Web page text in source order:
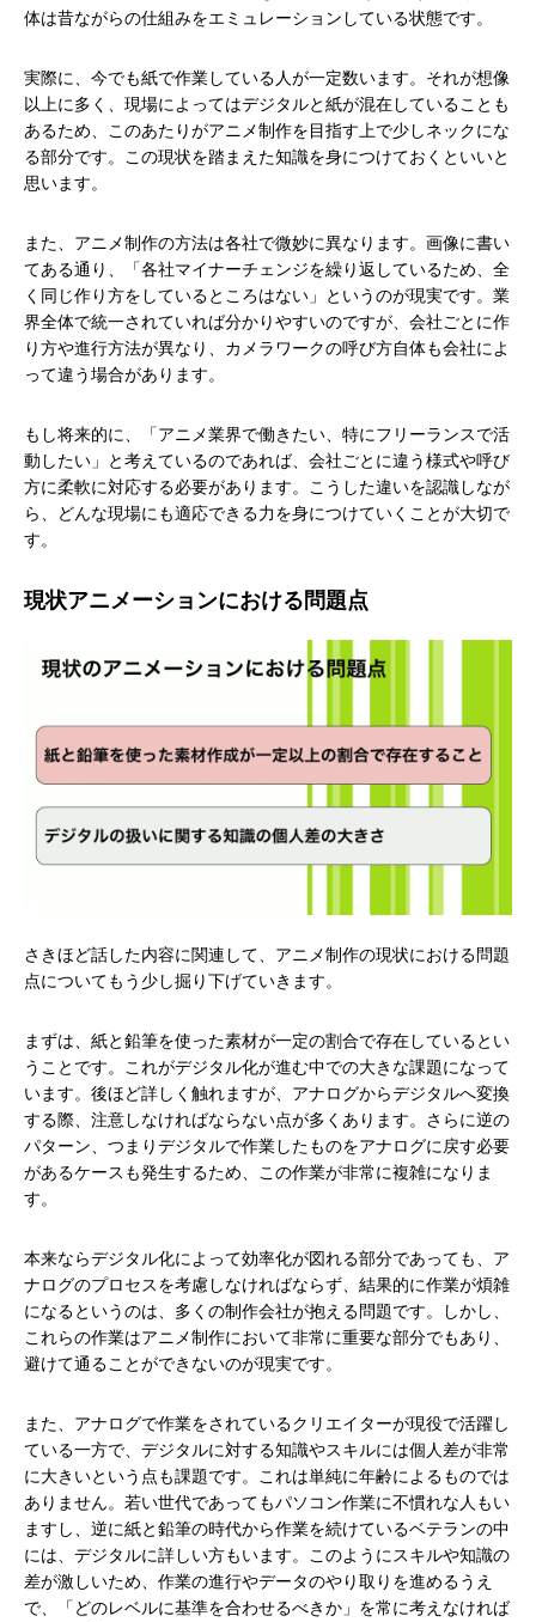
体は昔ながらの仕組みをエミュレーションしている状態です。
実際に、今でも紙で作業している人が一定数います。それが想像
以上に多く、現場によってはデジタルと紙が混在していることも
あるため、このあたりがアニメ制作を目指す上で少しネックにな
る部分です。この現状を踏まえた知識を身につけておくといいと
思います。
また、アニメ制作の方法は各社で微妙に異なります。画像に書い
てある通り、「各社マイナーチェンジを繰り返しているため、全
く同じ作り方をしているところはない」というのが現実です。業
界全体で統一されていれば分かりやすいのですが、会社ごとに作
り方や進行方法が異なり、カメラワークの呼び方自体も会社によ
って違う場合があります。
もし将来的に、「アニメ業界で働きたい、特にフリーランスで活
動したい」と考えているのであれば、会社ごとに違う様式や呼び
方に柔軟に対応する必要があります。こうした違いを認識しなが
ら、どんな現場にも適応できる力を身につけていくことが大切で
す。
現状アニメーションにおける問題点
さきほど話した内容に関連して、アニメ制作の現状における問題
点についてもう少し掘り下げていきます。
まずは、紙と鉛筆を使った素材が一定の割合で存在しているとい
うことです。これがデジタル化が進む中での大きな課題になって
います。後ほど詳しく触れますが、アナログからデジタルへ変換
する際、注意しなければならない点が多くあります。さらに逆の
パターン、つまりデジタルで作業したものをアナログに戻す必要
があるケースも発生するため、この作業が非常に複雑になりま
す。
本来ならデジタル化によって効率化が図れる部分であっても、ア
ナログのプロセスを考慮しなければならず、結果的に作業が煩雑
になるというのは、多くの制作会社が抱える問題です。しかし、
これらの作業はアニメ制作において非常に重要な部分でもあり、
避けて通ることができないのが現実です。
また、アナログで作業をされているクリエイターが現役で活躍し
ている一方で、デジタルに対する知識やスキルには個人差が非常
に大きいという点も課題です。これは単純に年齢によるものでは
ありません。若い世代であってもパソコン作業に不慣れな人もい
ますし、逆に紙と鉛筆の時代から作業を続けているベテランの中
には、デジタルに詳しい方もいます。このようにスキルや知識の
差が激しいため、作業の進行やデータのやり取りを進めるうえ
で、「どのレベルに基準を合わせるべきか」を常に考えなければ